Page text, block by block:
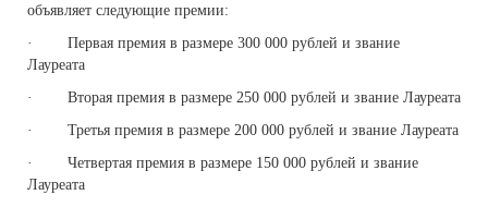
объявляет следующие премии:
· Первая премия в размере 300 000 рублей и звание
Лауреата
· Вторая премия в размере 250 000 рублей и звание Лауреата
· Третья премия в размере 200 000 рублей и звание Лауреата
· Четвертая премия в размере 150 000 рублей и звание
Лауреата